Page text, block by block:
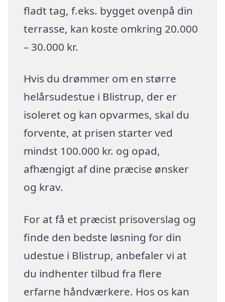
fladt tag, f.eks. bygget ovenpå din
terrasse, kan koste omkring 20.000
– 30.000 kr.
Hvis du drømmer om en større
helårsudestue i Blistrup, der er
isoleret og kan opvarmes, skal du
forvente, at prisen starter ved
mindst 100.000 kr. og opad,
afhængigt af dine præcise ønsker
og krav.
For at få et præcist prisoverslag og
finde den bedste løsning for din
udestue i Blistrup, anbefaler vi at
du indhenter tilbud fra flere
erfarne håndværkere. Hos os kan